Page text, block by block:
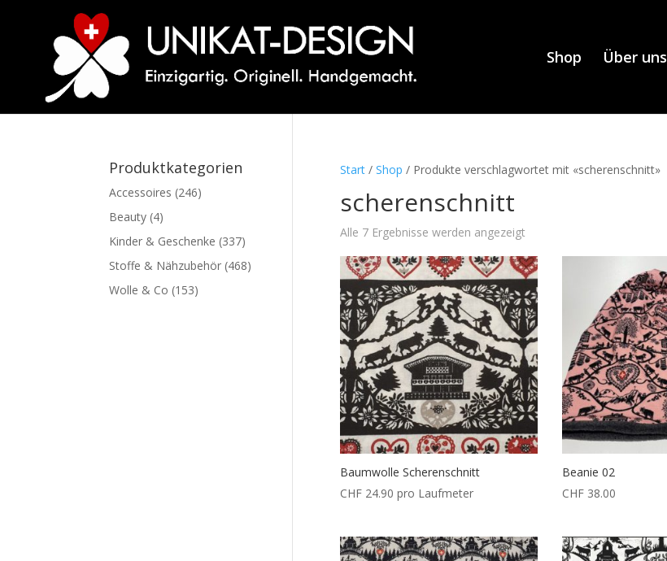
Shop Über uns
Start/ Shop / Produkte verschlagwortet mit «scherenschnitt»
scherenschnitt
Alle 7 Ergebnisse werden angezeigt
Baumwolle Scherenschnitt
CHF24.90 pro Laufmeter
Beanie 02
CHF 38.00
Produktkategorien
Accessoires (246)
Beauty (4)
Kinder & Geschenke (337)
Stoffe & Nähzubehör (468)
Wolle & Co (153)